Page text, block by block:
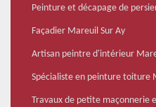
Peinture et décapage de
Façadier Mareuil Sur Ay
Artisan peintre d'intérieur
Spécialiste en peinture toiture
Travaux de petite maçonnerie